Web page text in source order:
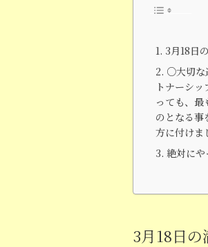
3月18日
○大切な
トナーシ
っても、
のとなる事
方に付けま
絶対に
3月18日